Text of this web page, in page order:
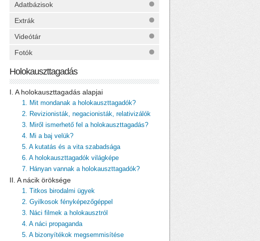
Adatbázisok
Extrák
Videótár
Fotók
Holokauszttagadás
I. A holokauszttagadás alapjai
1. Mit mondanak a holokauszttagadók?
2. Revizionisták, negacionisták, relativizálók
3. Miről ismerhető fel a holokauszttagadás?
4. Mi a baj velük?
5. A kutatás és a vita szabadsága
6. A holokauszttagadók világképe
7. Hányan vannak a holokauszttagadók?
II. A nácik öröksége
1. Titkos birodalmi ügyek
2. Gyilkosok fényképezőgéppel
3. Náci filmek a holokausztról
4. A náci propaganda
5. A bizonyítékok megsemmisítése